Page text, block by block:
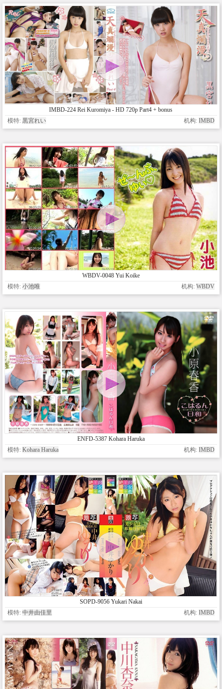
IMBD-224 Rei Kuromiya - HD 720p Part4 + bonus
模特: 黒宮れい 机构: IMBD
WBDV-0048 Yui Koike
模特: 小池唯 机构: WBDV
ENFD-5387 Kohara Haruka
模特: Kohara Haruka 机构: IMBD
SOPD-9056 Yukari Nakai
模特: 中井由佳里 机构: IMBD